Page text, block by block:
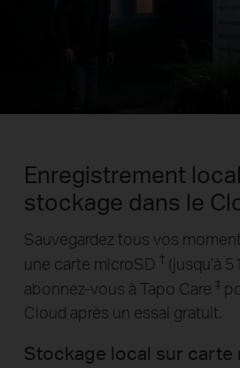
Enregistrement
stockage dans le
Sauvegardez tous vos
une carte microSD †(jusqu'à
abonnez-vous à Tapo Care ‡
Cloud après un essai gratuit.
Stockage local sur carte